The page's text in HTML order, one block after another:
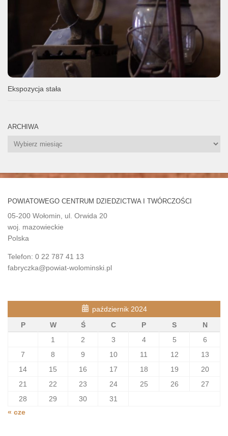
Ekspozycja stała
ARCHIWA
Archiwa
POWIATOWEGO CENTRUM DZIEDZICTWA I TWÓRCZOŚCI
05-200 Wołomin, ul. Orwida 20
woj. mazowieckie
Polska
Telefon: 0 22 787 41 13
fabryczka@powiat-wolominski.pl
październik 2024
P
W Ś C P S
N
1
2 3 4 5
6
7
8 9 10 11 12
13
14
15 16 17 18 19
20
21
22 23 24 25 26
27
28
29 30
31
« cze